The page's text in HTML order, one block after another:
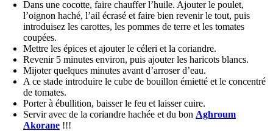
Dans une cocotte, faire chauffer l’huile. Ajouter le poulet,
l’oignon haché, l’ail écrasé et faire bien revenir le tout, puis
introduisez les carottes, les pommes de terre et les tomates
coupées.
Mettre les épices et ajouter le céleri et la coriandre.
Revenir 5 minutes environ, puis ajouter les haricots blancs.
Mijoter quelques minutes avant d’arroser d’eau.
A ce stade introduire le cube de bouillon émietté et le concentré
de tomates.
Porter à ébullition, baisser le feu et laisser cuire.
Servir avec de la coriandre hachée et du bon Aghroum
Akorane !!!